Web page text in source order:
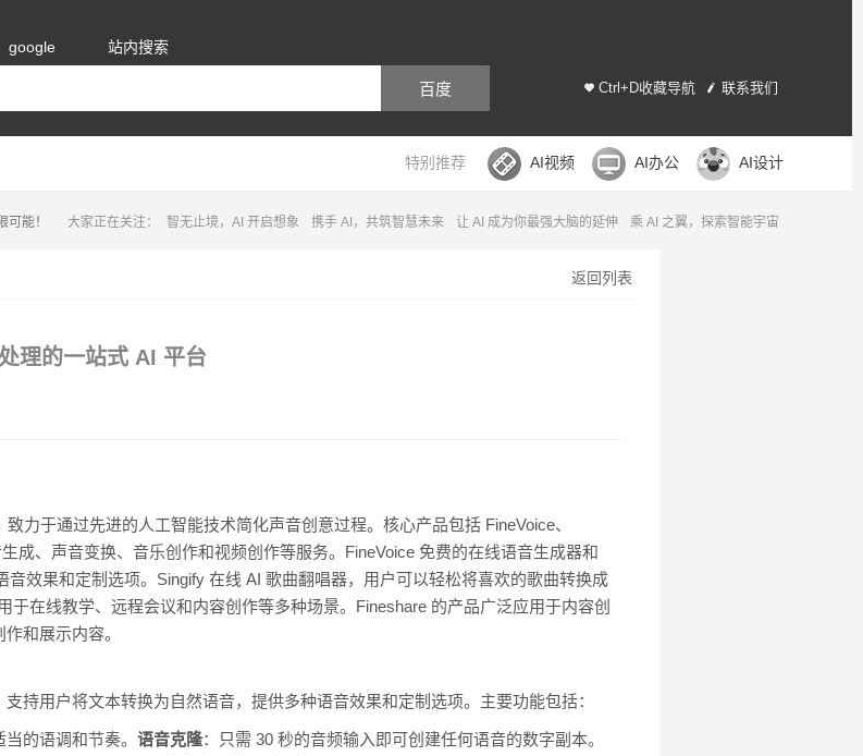
google 站内搜索
Ctrl+D收藏导航 联系我们
百度
特别推荐 AI视频 AI办公 AI设计
大家正在关注： 智无止境，AI 开启想象 携手 AI，共筑智慧未来 让 AI 成为你最强大脑的延伸 乘 AI 之翼，探索智能宇宙
能！
返回列表
理的一站式 AI 平台
力于通过先进的人工智能技术简化声音创意过程。核心产品包括 FineVoice、
成、声音变换、音乐创作和视频创作等服务。FineVoice 免费的在线语音生成器和
效果和定制选项。Singify 在线 AI 歌曲翻唱器，用户可以轻松将喜欢的歌曲转换成
在线教学、远程会议和内容创作等多种场景。Fineshare 的产品广泛应用于内容创
和展示内容。
持用户将文本转换为自然语音，提供多种语音效果和定制选项。主要功能包括：
的语调和节奏。 语音克隆：只需 30 秒的音频输入即可创建任何语音的数字副本。